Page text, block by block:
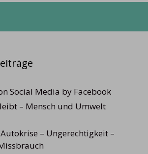
Social Media by Facebook
– Mensch und Umwelt
– Ungerechtigkeit –